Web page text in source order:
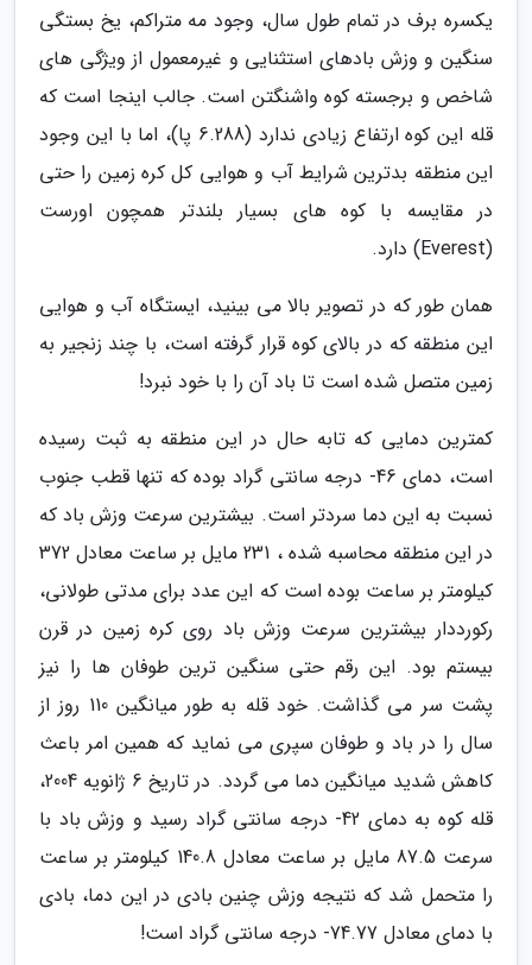
یکسره برف در تمام طول سال، وجود مه متراکم، یخ بستگی
سنگین و وزش بادهای استثنایی و غیرمعمول از ویژگی های
شاخص و برجسته کوه واشنگتن است. جالب اینجا است که
قله این کوه ارتفاع زیادی ندارد (6.288 پا)، اما با این وجود
این منطقه بدترین شرایط آب و هوایی کل کره زمین را حتی
در مقایسه با کوه های بسیار بلندتر همچون اورست
(Everest) دارد.
همان طور که در تصویر بالا می بینید، ایستگاه آب و هوایی
این منطقه که در بالای کوه قرار گرفته است، با چند زنجیر به
زمین متصل شده است تا باد آن را با خود نبرد!
کمترین دمایی که تابه حال در این منطقه به ثبت رسیده
است، دمای 46- درجه سانتی گراد بوده که تنها قطب جنوب
نسبت به این دما سردتر است. بیشترین سرعت وزش باد که
در این منطقه محاسبه شده ، 231 مایل بر ساعت معادل 372
کیلومتر بر ساعت بوده است که این عدد برای مدتی طولانی،
رکورددار بیشترین سرعت وزش باد روی کره زمین در قرن
بیستم بود. این رقم حتی سنگین ترین طوفان ها را نیز
پشت سر می گذاشت. خود قله به طور میانگین 110 روز از
سال را در باد و طوفان سپری می نماید که همین امر باعث
کاهش شدید میانگین دما می گردد. در تاریخ 6 ژانویه 2004،
قله کوه به دمای 42- درجه سانتی گراد رسید و وزش باد با
سرعت 87.5 مایل بر ساعت معادل 140.8 کیلومتر بر ساعت
را متحمل شد که نتیجه وزش چنین بادی در این دما، بادی
با دمای معادل 74.77- درجه سانتی گراد است!